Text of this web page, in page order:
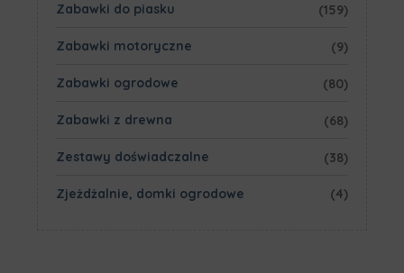
Zabawki do piasku (159)
Zabawki motoryczne (9)
Zabawki ogrodowe (80)
Zabawki z drewna (68)
Zestawy doświadczalne (38)
Zjeżdżalnie, domki ogrodowe (4)